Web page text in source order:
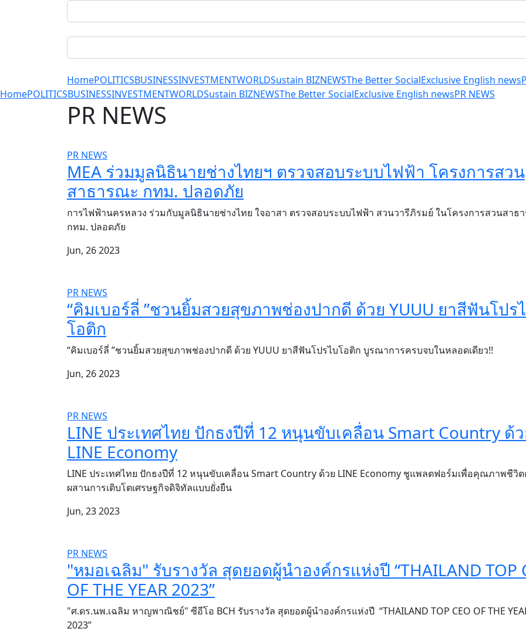
HomePOLITICSBUSINESSINVESTMENTWORLDSustain BIZNEWSThe Better SocialExclusive English news
HomePOLITICSBUSINESSINVESTMENTWORLDSustain BIZNEWSThe Better SocialExclusive English newsPR NEWS
PR NEWS
PR NEWS
MEA ร่วมมูลนิธินายช่างไทยฯ ตรวจสอบระบบไฟฟ้า โครงการสวน
สาธารณะ กทม. ปลอดภัย
การไฟฟ้านครหลวง ร่วมกับมูลนิธินายช่างไทย ใจอาสา ตรวจสอบระบบไฟฟ้า สวนวารีภิรมย์ ในโครงการสวนสาธ
กทม. ปลอดภัย
Jun, 26 2023
PR NEWS
“คิมเบอร์ลี่ ”ชวนยิ้มสวยสุขภาพช่องปากดี ด้วย YUUU ยาสีฟันโปร
โอติก
“คิมเบอร์ลี่ ”ชวนยิ้มสวยสุขภาพช่องปากดี ด้วย YUUU ยาสีฟันโปรไบโอติก บูรณาการครบจบในหลอดเดียว!!
Jun, 26 2023
PR NEWS
LINE ประเทศไทย ปักธงปีที่ 12 หนุนขับเคลื่อน Smart Country ด้
LINE Economy
LINE ประเทศไทย ปักธงปีที่ 12 หนุนขับเคลื่อน Smart Country ด้วย LINE Economy ชูแพลตฟอร์มเพื่อคุณภาพชีวิ
ผสานการเติบโตเศรษฐกิจดิจิทัลแบบยั่งยืน
Jun, 23 2023
PR NEWS
"หมอเฉลิม" รับรางวัล สุดยอดผู้นำองค์กรแห่งปี “THAILAND TOP
OF THE YEAR 2023”
"ศ.ดร.นพ.เฉลิม หาญพาณิชย์" ซีอีโอ BCH รับรางวัล สุดยอดผู้นำองค์กรแห่งปี “THAILAND TOP CEO OF THE
2023”